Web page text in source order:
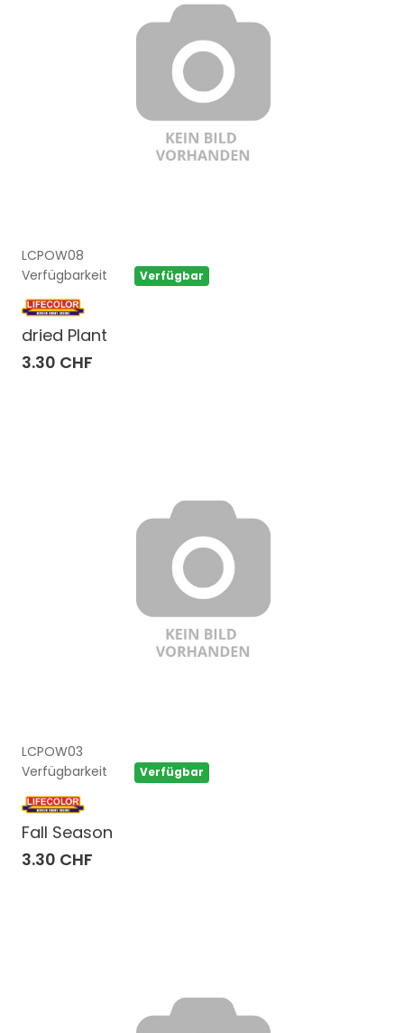
LCPOW08
Verfügbarkeit
Verfügbar
dried Plant
3.30 CHF
LCPOW03
Verfügbarkeit
Verfügbar
Fall Season
3.30 CHF